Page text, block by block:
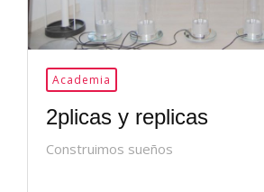
Academia
2plicas y replicas
Construimos sueños